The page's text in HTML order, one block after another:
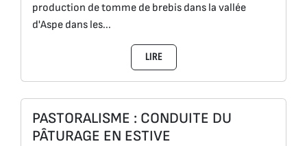
production de tomme de brebis dans la vallée
d'Aspe dans les...
LIRE
PASTORALISME : CONDUITE DU
PÂTURAGE EN ESTIVE